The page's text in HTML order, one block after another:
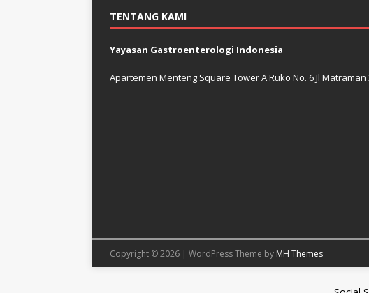
TENTANG KAMI
Yayasan Gastroenterologi Indonesia
Apartemen Menteng Square Tower A Ruko No. 6 Jl Matraman
Copyright © 2026 | WordPress Theme by MH Themes